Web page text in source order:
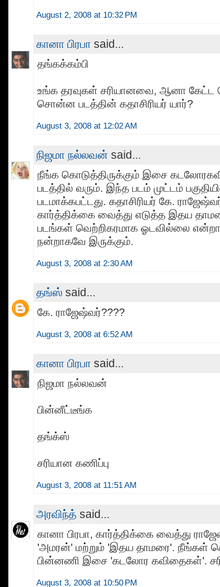
August 2, 2008 at 10:32 PM
கானா பிரபா said...
தங்கக்கம்பி
உங்க தரவுகள் சரியானவை, ஆனா கேட்ட
சொன்ன படத்தின் கதாசிரியர் யார்?
August 3, 2008 at 12:02 AM
நிஜமா நல்லவன் said...
நீங்க கொடுத்திருக்கும் இசை
படத்தில் வரும். இந்த படம் முட்டம்
படமாக்கபட்டது. கதாசிரியர் கே. ராஜேஷ்வர்
கார்த்திக்கை வைத்து எடுத்த இதய
படங்கள் வெற்றிகரமாக ஓடவில்லை
நன்றாகவே இருக்கும்.
August 3, 2008 at 2:30 AM
தங்ஸ் said...
கே. ராஜேஷ்வர்????
August 3, 2008 at 6:52 AM
கானா பிரபா said...
நிஜமா நல்லவன்
பின்னீட்டீங்க
தங்க்ஸ்
சரியான கணிப்பு
August 3, 2008 at 11:51 AM
அரவிந்த் said...
கானா பிரபா, கார்த்திக்கை வைத்து
'அமரன்' மற்றும் 'இதய தாமரை'. நீங்கள்
பின்னணி இசை 'கடலோர கவிதைகள்'.
August 3, 2008 at 10:50 PM